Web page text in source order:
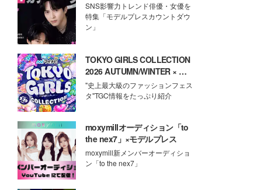
SNS影響力トレンド俳優・女優を
特集「モデルプレスカウントダウ
ン」
TOKYO GIRLS COLLECTION
2026 AUTUMN/WINTER × モ
デルプレス
"史上最大級のファッションフェス
タ"TGC情報をたっぷり紹介
moxymillオーディション「to
the nex7」×モデルプレス
moxymill新メンバーオーディショ
ン「to the nex7」